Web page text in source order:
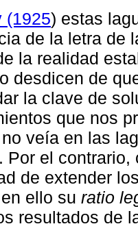
(1925) estas
de la letra de
la realidad
desdicen de
la clave de
que nos
veía en las
Por el
de extender
ello su ratio
resultados de